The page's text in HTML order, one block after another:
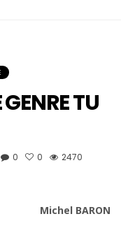
TU
0 0 2470
Michel BARON